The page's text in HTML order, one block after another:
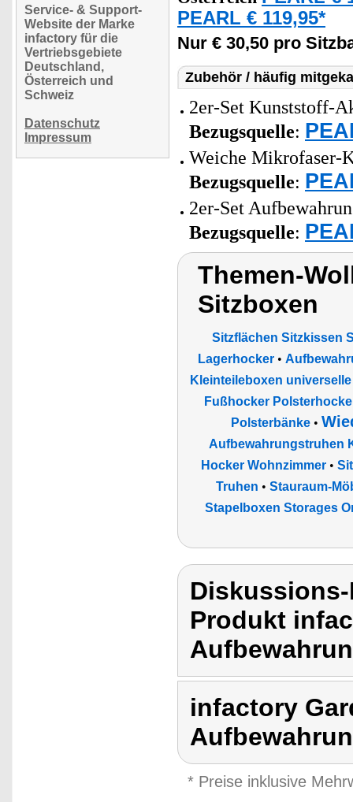
Service- & Support-
Website der Marke
infactory für die
Vertriebsgebiete
Deutschland,
Österreich und
Schweiz
Datenschutz
Impressum
PEARL € 119,95*
Nur € 30,50 pro
Zubehör / häufig
2er-Set Kunststoff-
Bezugsquelle:
Weiche Mikrofaser-
Bezugsquelle:
2er-Set
Bezugsquelle:
Themen-
Sitzboxen
Sitzflächen Sitzkissen
Lagerhocker •
Kleinteileboxen
Fußhocker
Polsterbänke •
Aufbewahrungstruhen
Hocker Wohnzimmer•
Truhen • Stauraum-
Stapelboxen Storages
Produkt
infactory
* Preise inklusive